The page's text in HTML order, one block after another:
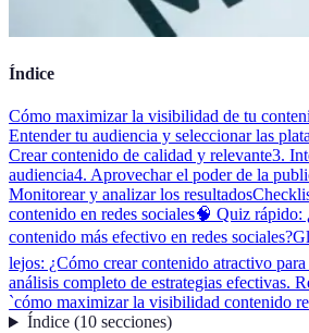
Índice
Cómo maximizar la visibilidad de tu
Entender tu audiencia y seleccionar las
Crear contenido de calidad y relevante3.
audiencia4. Aprovechar el poder de la
Monitorear y analizar los resultados
contenido en redes sociales🧠 Quiz rápido:
contenido más efectivo en redes sociales?
lejos: ¿Cómo crear contenido atractivo
análisis completo de estrategias efectivas.
`cómo maximizar la visibilidad contenido
Índice(10 secciones)